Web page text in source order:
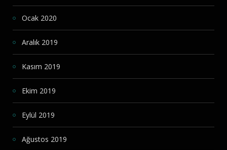
Ocak 2020
Aralık 2019
Kasım 2019
Ekim 2019
Eylül 2019
Ağustos 2019